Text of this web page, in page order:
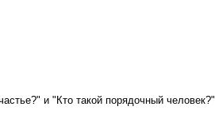
и "Кто такой порядочный человек?"